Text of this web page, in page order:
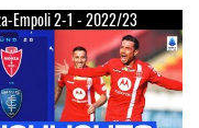
Empoli 2-1 - 2022/23